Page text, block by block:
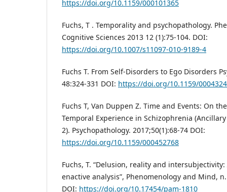
https://doi.org/10.1159/000101365
Fuchs, T . Temporality and psychopathology.
Cognitive Sciences 2013 12 (1):75-104. DOI:
https://doi.org/10.1007/s11097-010-9189-4
Fuchs T. From Self-Disorders to Ego Disorders
48:324-331 DOI: https://doi.org/10.1159/
Fuchs T, Van Duppen Z. Time and Events: On
Temporal Experience in Schizophrenia
2). Psychopathology. 2017;50(1):68-74 DOI:
https://doi.org/10.1159/000452768
Fuchs, T. “Delusion, reality and
enactive analysis”, Phenomenology and Mind,
DOI: https://doi.org/10.17454/pam-1810